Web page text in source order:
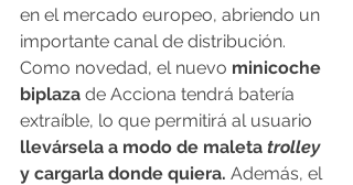
en el mercado europeo, abriendo un
importante canal de distribución.
Como novedad, el nuevo minicoche
biplaza de Acciona tendrá batería
extraíble, lo que permitirá al usuario
llevársela a modo de maleta trolley
y cargarla donde quiera. Además, el